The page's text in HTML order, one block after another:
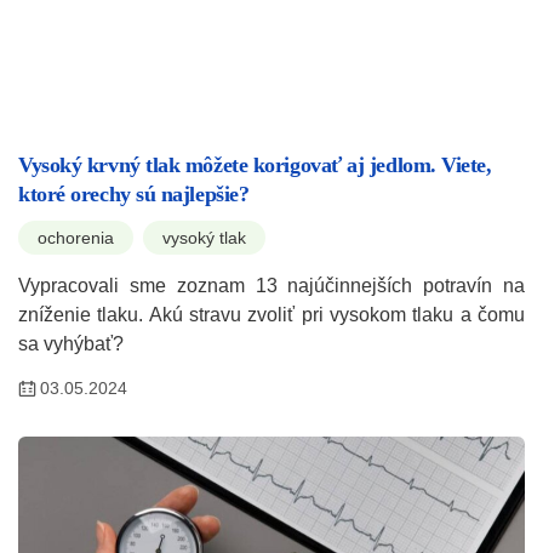
Vysoký krvný tlak môžete korigovať aj jedlom. Viete,
ktoré orechy sú najlepšie?
ochorenia vysoký tlak
Vypracovali sme zoznam 13 najúčinnejších potravín na
zníženie tlaku. Akú stravu zvoliť pri vysokom tlaku a čomu
sa vyhýbať?
03.05.2024